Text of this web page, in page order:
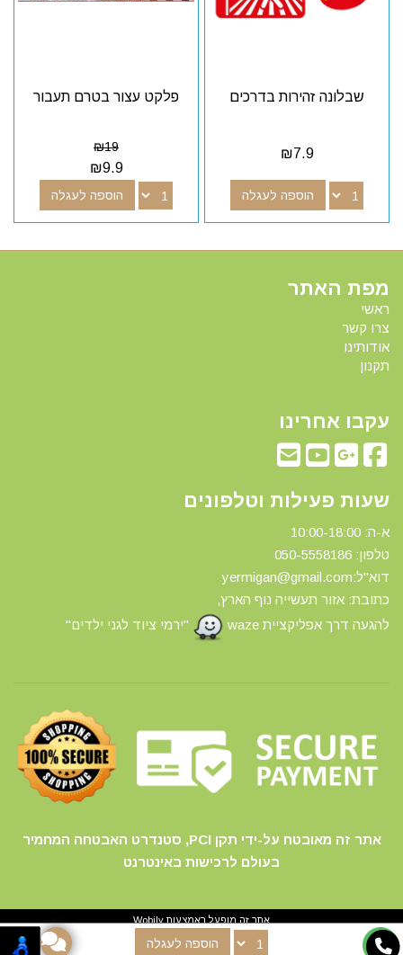
הוספה לעגלה
שבלונה זהירות בדרכים
₪7.9
הוספה לעגלה
פלקט עצור בטרם תעבור
₪19
₪9.9
הוספה לעגלה
מפת האתר
ראשי
צרו קשר
אודותינו
תקנון
עקבו אחרינו
שעות פעילות וטלפונים
א-ה: 10:00-18:00
טלפון: 0 50-5558186
דוא"ל:yermigan@gmail.com
כתובת: אזור תעשייה נוף הארץ,
להגעה דרך אפליקציית waze
"ירמי ציוד לגני ילדים"
אתר זה מאובטח על-ידי תקן PCI, סטנדרט האבטחה המחמיר
בעולם לרכישות באינטרנט
אתר זה מופעל באמצעות Wobily